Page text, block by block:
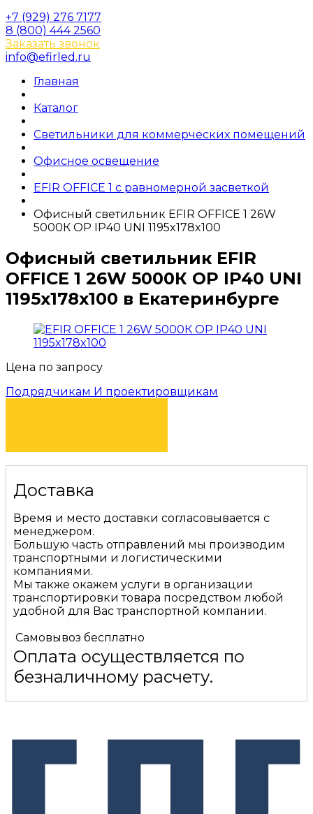
+7 (929) 276 7177
8 (800) 444 2560
Заказать звонок
info@efirled.ru
Главная
Каталог
Светильники для коммерческих помещений
Офисное освещение
EFIR OFFICE 1 c равномерной засветкой
Офисный светильник EFIR OFFICE 1 26W
5000К OP IP40 UNI 1195x178x100
Офисный светильник EFIR
OFFICE 1 26W 5000К OP IP40 UNI
1195x178x100 в Екатеринбурге
Цена по запросу
Подрядчикам И проектировщикам
Доставка
Время и место доставки согласовывается с
менеджером.
Большую часть отправлений мы производим
транспортными и логистическими
компаниями.
Мы также окажем услуги в организации
транспортировки товара посредством любой
удобной для Вас транспортной компании.
Самовывоз бесплатно
Оплата осуществляется по
безналичному расчету.